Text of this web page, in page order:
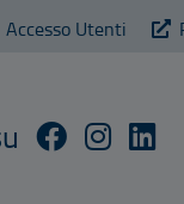
Accesso Utenti